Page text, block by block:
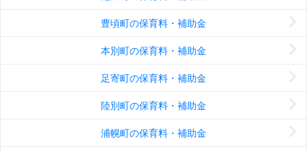
豊頃町の保育料・補助金
本別町の保育料・補助金
足寄町の保育料・補助金
陸別町の保育料・補助金
浦幌町の保育料・補助金